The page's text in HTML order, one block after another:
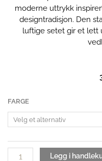
moderne uttrykk
designtradisjon. Den
luftige setet gir et lett
FARGE
Thorvald
Spisestol
med
antall
Legg i